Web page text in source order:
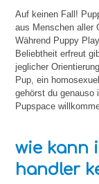
Auf keinen Fall!
aus Menschen aller
Während Puppy
Beliebtheit erfreut
jeglicher
Pup, ein
gehörst du genauso
Pupspace
wie kann
handler